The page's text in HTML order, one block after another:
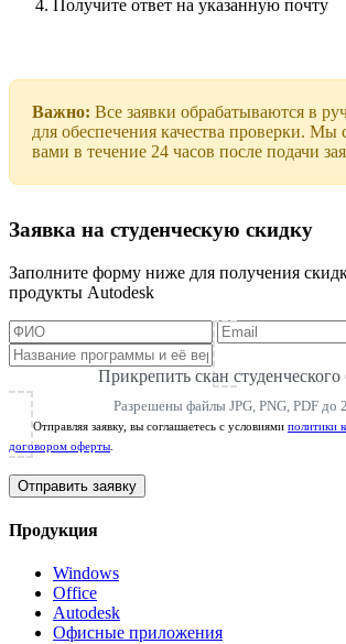
Получите ответ на указанную почту
Важно: Все заявки обрабатываются в
для обеспечения качества проверки. Мы
вами в течение 24 часов после подачи
Заявка на студенческую скидку
Заполните форму ниже для получения
продукты Autodesk
Прикрепить скан студенческого
Разрешены файлы JPG, PNG, PDF до
Отправляя заявку, вы соглашаетесь с условиями политики
договором оферты
Продукция
Windows
Office
Autodesk
Офисные приложения